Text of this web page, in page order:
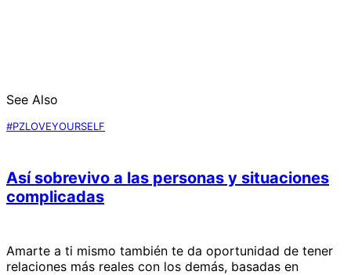
See Also
#PZLOVEYOURSELF
Así sobrevivo a las personas y situaciones
complicadas
Amarte a ti mismo también te da oportunidad de tener
relaciones más reales con los demás, basadas en